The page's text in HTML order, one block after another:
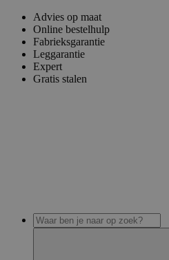
Advies op maat
Online bestelhulp
Fabrieksgarantie
Leggarantie
Expert
Gratis stalen